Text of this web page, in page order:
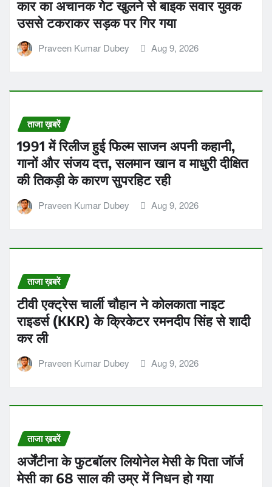
कार का अचानक गेट खुलने से बाइक सवार युवक
उससे टकराकर सड़क पर गिर गया
Praveen Kumar Dubey Aug 9, 2026
ताजा ख़बरें
1991 में रिलीज हुई फिल्म साजन अपनी कहानी,
गानों और संजय दत्त, सलमान खान व माधुरी दीक्षित
की तिकड़ी के कारण सुपरहिट रही
Praveen Kumar Dubey Aug 9, 2026
ताजा ख़बरें
टीवी एक्ट्रेस चार्ली चौहान ने कोलकाता नाइट
राइडर्स (KKR) के क्रिकेटर रमनदीप सिंह से शादी
कर ली
Praveen Kumar Dubey Aug 9, 2026
ताजा ख़बरें
अर्जेंटीना के फुटबॉलर लियोनेल मेसी के पिता जॉर्ज
मेसी का 68 साल की उम्र में निधन हो गया